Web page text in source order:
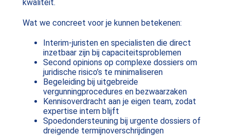
kwaliteit.
Wat we concreet voor je kunnen betekenen:
Interim-juristen en specialisten die direct
inzetbaar zijn bij capaciteitsproblemen
Second opinions op complexe dossiers om
juridische risico’s te minimaliseren
Begeleiding bij uitgebreide
vergunningprocedures en bezwaarzaken
Kennisoverdracht aan je eigen team, zodat
expertise intern blijft
Spoedondersteuning bij urgente dossiers of
dreigende termijnoverschrijdingen